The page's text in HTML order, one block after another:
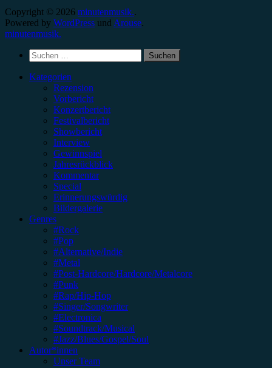
Copyright © 2026 minutenmusik..
Powered by WordPress und Arouse.
minutenmusik.
Suchen
nach:
Kategorien
Rezension
Vorbericht
Konzertbericht
Festivalbericht
Showbericht
Interview
Gewinnspiel
Jahresrückblick
Kommentar
Special
Erinnerungswürdig
Bildergalerie
Genres
#Rock
#Pop
#Alternative/Indie
#Metal
#Post-Hardcore/Hardcore/Metalcore
#Punk
#Rap/Hip-Hop
#Singer/Songwriter
#Electronica
#Soundtrack/Musical
#Jazz/Blues/Gospel/Soul
Autor*innen
Unser Team